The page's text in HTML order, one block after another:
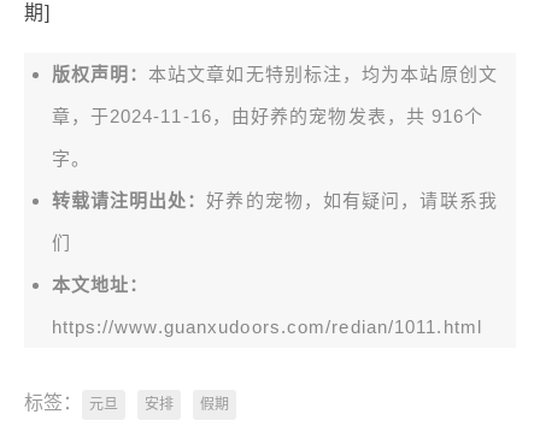
期]
版权声明： 本站文章如无特别标注，均为本站原创文
章，于2024-11-16，由好养的宠物 发表，共 916个
字。
转载请注明出处：好养的宠物，如有疑问，请联系我
们
本文地址：
https://www.guanxudoors.com/redian/1011.html
标签： 元旦 安排 假期